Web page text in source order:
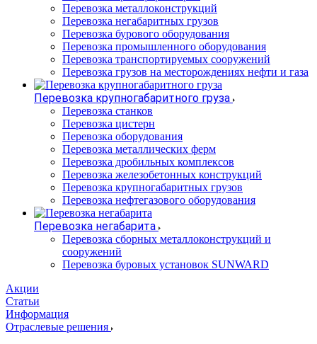
Перевозка металлоконструкций
Перевозка негабаритных грузов
Перевозка бурового оборудования
Перевозка промышленного оборудования
Перевозка транспортируемых сооружений
Перевозка грузов на месторождениях нефти и газа
Перевозка крупногабаритного груза
Перевозка станков
Перевозка цистерн
Перевозка оборудования
Перевозка металлических ферм
Перевозка дробильных комплексов
Перевозка железобетонных конструкций
Перевозка крупногабаритных грузов
Перевозка нефтегазового оборудования
Перевозка негабарита
Перевозка сборных металлоконструкций и
сооружений
Перевозка буровых установок SUNWARD
Акции
Статьи
Информация
Отраслевые решения